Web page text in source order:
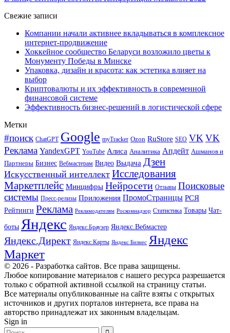
Свежие записи
Компании начали активнее вкладываться в комплексное
интернет-продвижение
Хоккейное сообщество Беларуси возложило цветы к
Монументу Победы в Минске
Упаковка, дизайн и красота: как эстетика влияет на
выбор
Криптовалюты и их эффективность в современной
финансовой системе
Эффективность бизнес-решений в логистической сфере
Метки
#поиск ChatGPT Google myTracker Ozon RuStore SEO VK VK
Реклама YandexGPT YouTube Алиса Аналитика Апдейт Ашманов и
Партнеры Бизнес Вебмастерам Видео Выдача Дзен
Искусственный интеллект Исследования
Маркетплейс Минцифры Нейросети Отзывы Поисковые
системы Пресс-релизы Приложения ПромоСтраницы РСЯ
Рейтинги Реклама Рекламодателям Роскомнадзор Статистика Товары Чат-
боты Яндекс Яндекс.Браузер Яндекс.Вебмастер
Яндекс.Директ Яндекс.Карты Яндекс Бизнес Яндекс
Маркет
© 2026 - Разработка сайтов. Все права защищены.
Любое копирование материалов с нашего ресурса разрешается
только с обратной активной ссылкой на страницу статьи.
Все материалы опубликованные на сайте взяты с открытых
источников и других порталов интернета, все права на
авторство принадлежат их законным владельцам.
Sign in